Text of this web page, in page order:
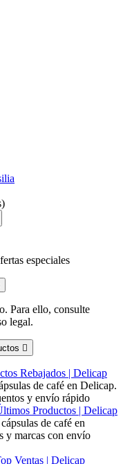
especiales
Para ello, consulte
legal.

Rebajados | Delicap
de café en Delicap.
y envío rápido
Productos | Delicap
de café en
y marcas con envío
Ventas | Delicap